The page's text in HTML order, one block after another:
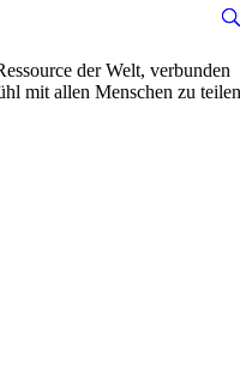
der Welt, verbunden
mit allen Menschen zu